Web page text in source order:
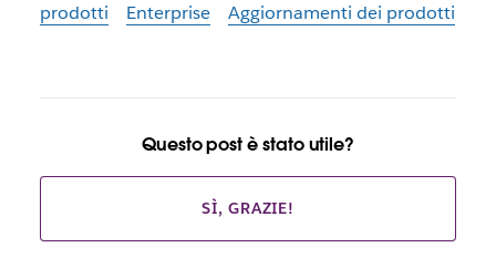
prodotti
Enterprise Aggiornamenti dei prodotti
Questo post è stato utile?
SÌ, GRAZIE!